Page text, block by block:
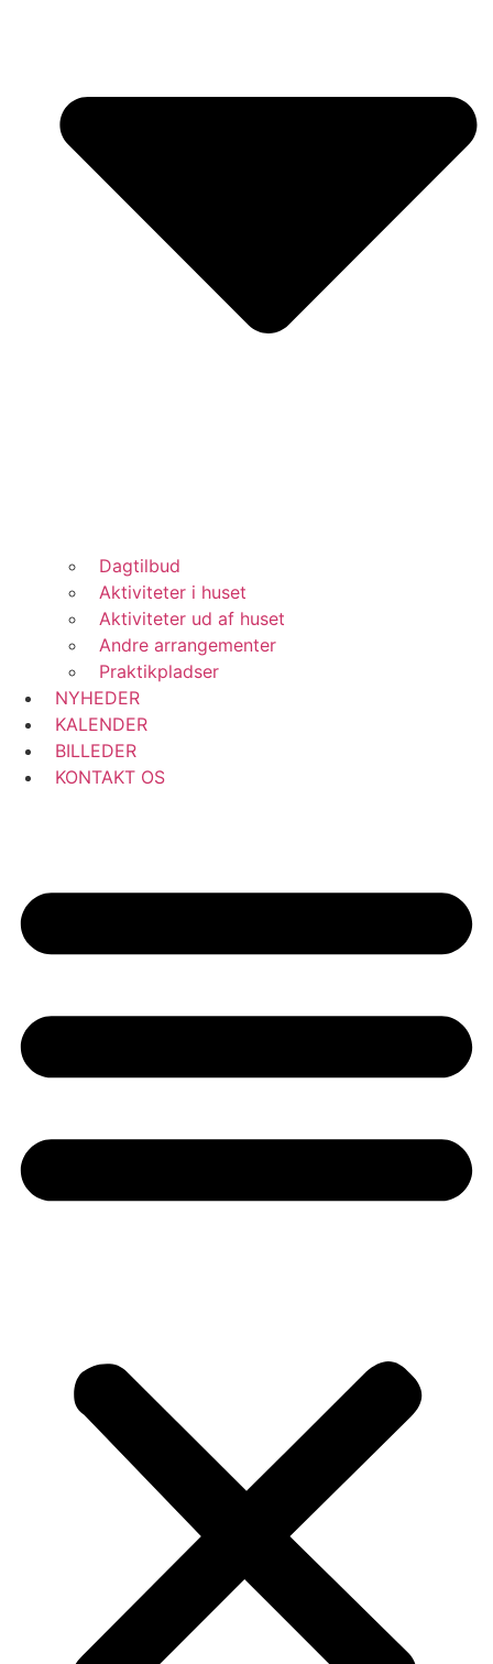
Dagtilbud
Aktiviteter i huset
Aktiviteter ud af huset
Andre arrangementer
Praktikpladser
NYHEDER
KALENDER
BILLEDER
KONTAKT OS